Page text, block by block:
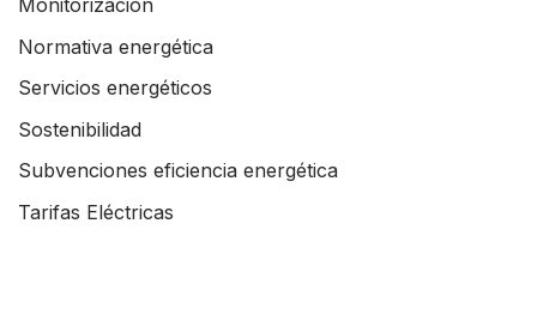
Monitorización
Normativa energética
Servicios energéticos
Sostenibilidad
Subvenciones eficiencia energética
Tarifas Eléctricas